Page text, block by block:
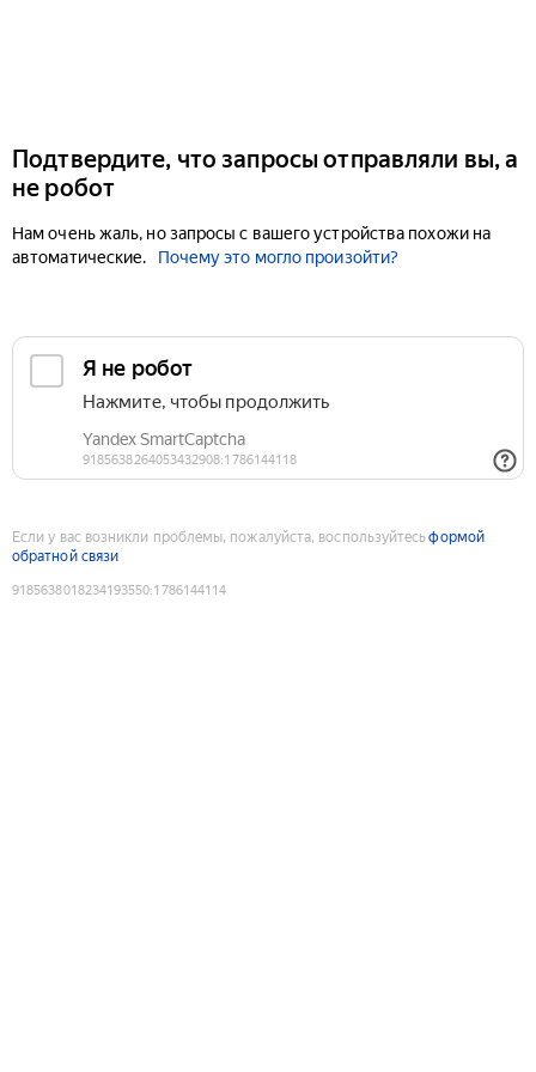
Подтвердите, что запросы отправляли вы, а
не робот
Нам очень жаль, но запросы с вашего устройства похожи на
автоматические.
Почему это могло произойти?
Если у вас возникли проблемы, пожалуйста, воспользуйтесьформой
обратной связи
9185638018234193550:1786144114